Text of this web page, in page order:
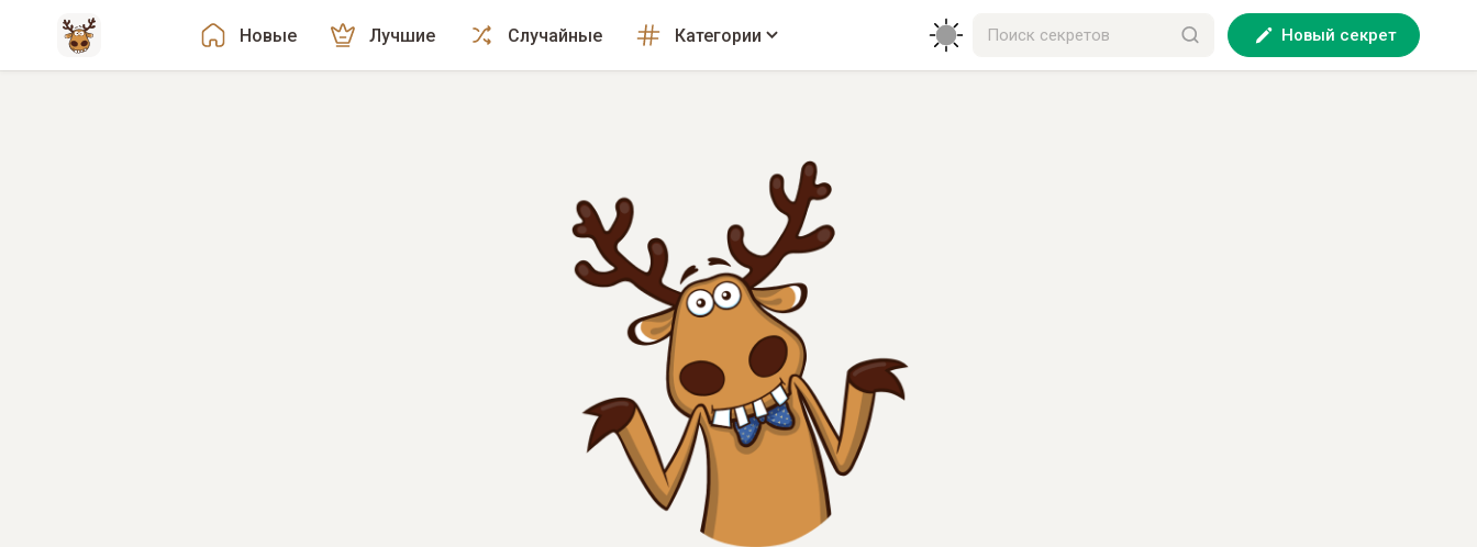
Новые Лучшие Случайные Категории Новый секрет